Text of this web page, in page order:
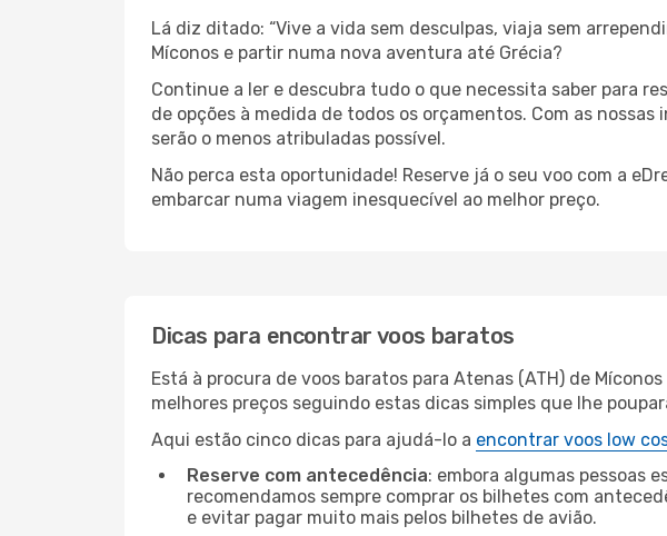
Lá diz ditado: “Vive a vida sem desculpas, viaja sem
Míconos e partir numa nova aventura até Grécia?
Continue a ler e descubra tudo o que necessita saber para
de opções à medida de todos os orçamentos. Com as
serão o menos atribuladas possível.
Não perca esta oportunidade! Reserve já o seu voo com a
embarcar numa viagem inesquecível ao melhor preço.
Dicas para encontrar voos baratos
Está à procura de voos baratos para Atenas (ATH) de
melhores preços seguindo estas dicas simples que lhe
Aqui estão cinco dicas para ajudá-lo a encontrar voos low
Reserve com antecedência: embora algumas pessoas
recomendamos sempre comprar os bilhetes com
e evitar pagar muito mais pelos bilhetes de avião.